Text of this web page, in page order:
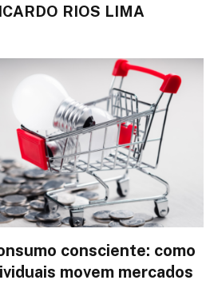
RIOS LIMA
consciente: como
movem mercados